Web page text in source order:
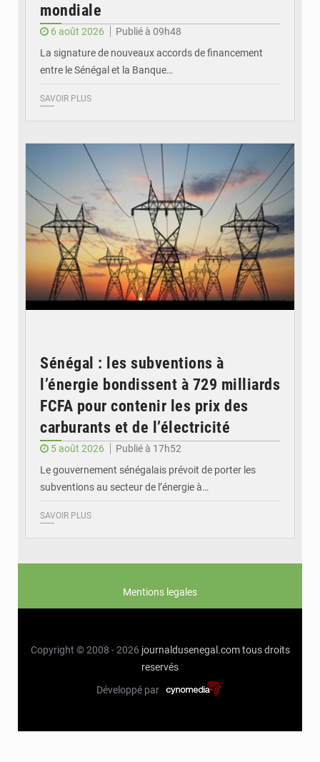
mondiale
6 août 2026
Publié à 09h48
La signature de nouveaux accords de financement
entre le Sénégal et la Banque…
SAVOIR PLUS
Sénégal : les subventions à
l’énergie bondissent à 729 milliards
FCFA pour contenir les prix des
carburants et de l’électricité
5 août 2026
Publié à 17h52
Le gouvernement sénégalais prévoit de porter les
subventions au secteur de l’énergie à…
SAVOIR PLUS
Mentions legales
Copyright © 2008 - 2026 journaldusenegal.com tous droits
reservés
Développé par